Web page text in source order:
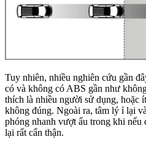
Tuy nhiên, nhiều nghiên cứu gần
có và không có ABS gần như
thích là nhiều người sử dụng, hoặc
không đúng. Ngoài ra, tâm lý ỉ lại
phóng nhanh vượt ẩu trong khi
lại rất cẩn thận.